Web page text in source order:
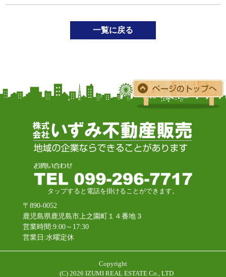
一覧に戻る
タップすると電話を掛けることができます。
〒890-0052
鹿児島県鹿児島市上之園町１４番地３
営業時間:9:00～17:30
営業日:水曜定休
Copyright
(C) 2026 IZUMI REAL ESTATE Co., LTD